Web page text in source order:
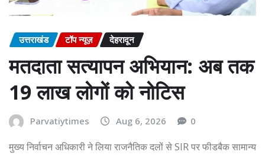
उत्तराखंड टॉप न्यूज़ देहरादून
मतदाता सत्यापन अभियान: अब तक
19 लाख लोगों को नोटिस
Parvatiytimes Aug 6, 2026 0
मुख्य निर्वाचन अधिकारी ने लिया राजनैतिक दलों से SIR पर फीडबैक सामान्य